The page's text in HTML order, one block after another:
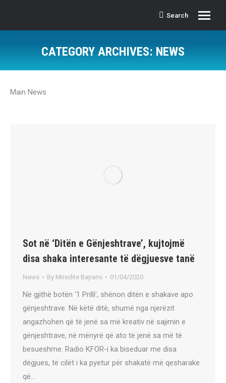
Search:
Search
CATEGORY ARCHIVES: NEWS
Main News
Sot në ‘Ditën e Gënjeshtrave’, kujtojmë
disa shaka interesante të dëgjuesve tanë
News By Miredite Bajrami 01/04/2020
Në gjithë botën ‘1 Prilli’, shënon ditën e shakave apo
gënjeshtrave. Në këtë ditë, shumë nga njerëzit
angazhohen që të jenë sa më kreativ në sajimin e
gënjeshtrave, në mënyrë që ato të jenë sa më të
besueshme. Radio KFOR-i ka biseduar me disa
dëgjues, të cilët i ka pyetur për shakatë më qesharake
që…